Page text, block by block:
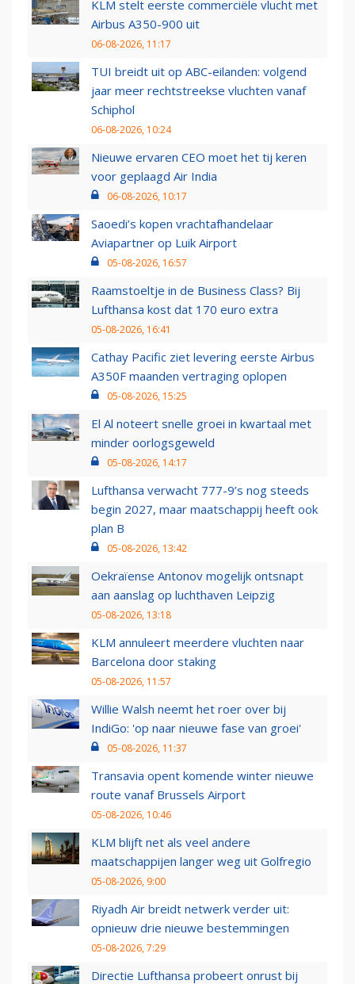
KLM stelt eerste commerciële vlucht met
Airbus A350-900 uit
06-08-2026, 11:17
TUI breidt uit op ABC-eilanden: volgend
jaar meer rechtstreekse vluchten vanaf
Schiphol
06-08-2026, 10:24
Nieuwe ervaren CEO moet het tij keren
voor geplaagd Air India
06-08-2026, 10:17
Saoedi’s kopen vrachtafhandelaar
Aviapartner op Luik Airport
05-08-2026, 16:57
Raamstoeltje in de Business Class? Bij
Lufthansa kost dat 170 euro extra
05-08-2026, 16:41
Cathay Pacific ziet levering eerste Airbus
A350F maanden vertraging oplopen
05-08-2026, 15:25
El Al noteert snelle groei in kwartaal met
minder oorlogsgeweld
05-08-2026, 14:17
Lufthansa verwacht 777-9’s nog steeds
begin 2027, maar maatschappij heeft ook
plan B
05-08-2026, 13:42
Oekraïense Antonov mogelijk ontsnapt
aan aanslag op luchthaven Leipzig
05-08-2026, 13:18
KLM annuleert meerdere vluchten naar
Barcelona door staking
05-08-2026, 11:57
Willie Walsh neemt het roer over bij
IndiGo: 'op naar nieuwe fase van groei'
05-08-2026, 11:37
Transavia opent komende winter nieuwe
route vanaf Brussels Airport
05-08-2026, 10:46
KLM blijft net als veel andere
maatschappijen langer weg uit Golfregio
05-08-2026, 9:00
Riyadh Air breidt netwerk verder uit:
opnieuw drie nieuwe bestemmingen
05-08-2026, 7:29
Directie Lufthansa probeert onrust bij